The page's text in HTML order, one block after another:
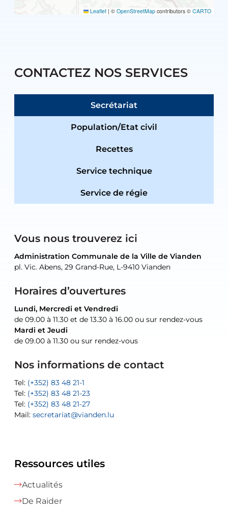
Leaflet | © OpenStreetMap contributors © CARTO
CONTACTEZ NOS SERVICES
Secrétariat
Population/Etat civil
Recettes
Service technique
Service de régie
Vous nous trouverez ici
Administration Communale de la Ville de Vianden
pl. Vic. Abens, 29 Grand-Rue, L-9410 Vianden
Horaires d’ouvertures
Lundi, Mercredi et Vendredi
de 09.00 à 11.30 et de 13.30 à 16.00 ou sur rendez-vous
Mardi et Jeudi
de 09.00 à 11.30 ou sur rendez-vous
Nos informations de contact
Tel: (+352) 83 48 21-1
Tel: (+352) 83 48 21-23
Tel: (+352) 83 48 21-27
Mail: secretariat@vianden.lu
Administration Communale de la Ville de Vianden
pl. Vic. Abens, 29 Grand-Rue, L-9410 Vianden
Lundi, Mercredi et Vendredi
de 09.00 à 11.30 et de 13.30 à 16.00 ou sur rendez-vous
Mardi et Jeudi
de 09.00 à 11.30 ou sur rendez-vous
Tel: (+352) 83 48 21-20
Tel: (+352) 83 48 21-22
Mail:sofia.carvalho@vianden.lu
Mail: diane.storn@vianden.lu
Administration Communale de la Ville de Vianden
pl. Vic. Abens, 29 Grand-Rue, L-9410 Vianden
uniquement sur rendez-vous
Mail:recette@vianden.lu
Administration Communale de la Ville de Vianden
pl. Vic. Abens, 29 Grand-Rue, L-9410 Vianden
uniquement sur rendez-vous
Tel:(+352) 83 48 21-31
Atelier Communal de la Ville de Vianden
30, rue Neugarten, L-9422 Vianden
uniquement sur rendez-vous
Tel:Permanence (Fuite d’eau) : 83 48 21 61
Ressources utiles
Actualités
De Raider